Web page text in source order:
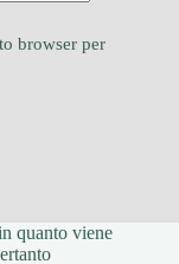
browser per
quanto viene